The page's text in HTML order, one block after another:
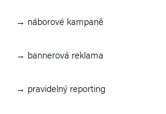
→ náborové kampaně
→ bannerová reklama
→ pravidelný reporting